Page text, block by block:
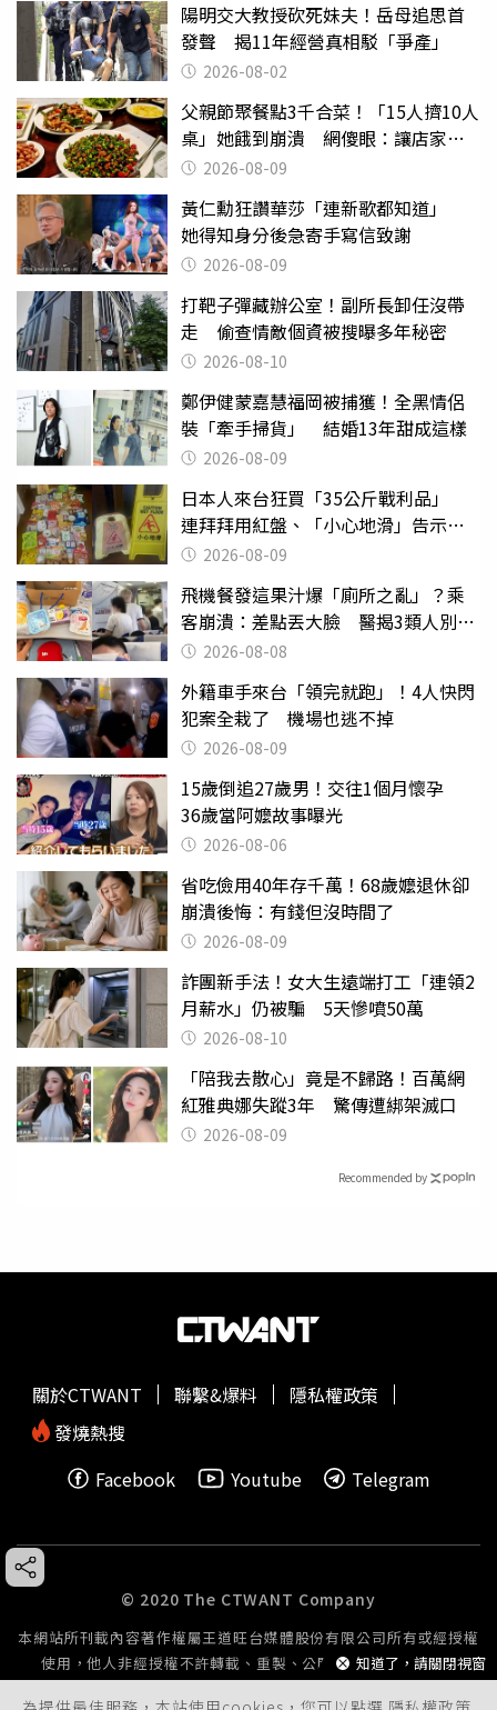
陽明交大教授砍死妹夫！岳母追思首
發聲 揭11年經營真相駁「爭產」
2026-08-02
父親節聚餐點3千合菜！「15人擠10人
桌」她餓到崩潰 網傻眼：讓店家看
笑話2026-08-09
黃仁勳狂讚華莎「連新歌都知道」
她得知身分後急寄手寫信致謝
2026-08-09
打靶子彈藏辦公室！副所長卸任沒帶
走 偷查情敵個資被搜曝多年秘密
2026-08-10
鄭伊健蒙嘉慧福岡被捕獲！全黑情侶
裝「牽手掃貨」 結婚13年甜成這樣
2026-08-09
日本人來台狂買「35公斤戰利品」
連拜拜用紅盤、「小心地滑」告示牌
也帶回家
2026-08-09
飛機餐發這果汁爆「廁所之亂」？乘
客崩潰：差點丟大臉 醫揭3類人別亂
喝 2026-08-08
外籍車手來台「領完就跑」！4人快閃
犯案全栽了 機場也逃不掉
2026-08-09
15歲倒追27歲男！交往1個月懷孕
36歲當阿嬤故事曝光
2026-08-06
省吃儉用40年存千萬！68歲嬤退休卻
崩潰後悔：有錢但沒時間了
2026-08-09
詐團新手法！女大生遠端打工「連領2
月薪水」仍被騙 5天慘噴50萬
2026-08-10
「陪我去散心」竟是不歸路！百萬網
紅雅典娜失蹤3年 驚傳遭綁架滅口
2026-08-09
Recommended by
知道了，請關閉視窗
關於CTWANT 聯繫&爆料
隱私權政策
發燒熱搜
Facebook
Youtube Telegram
© 2020 The CTWANT Company
本網站所刊載內容著作權屬王道旺台媒體股份有限公司所有或經授權
使用，他人非經授權不許轉載、重製、公開播送或公開傳輸。